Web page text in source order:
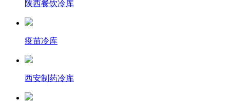
陕西餐饮冷库
疫苗冷库
西安制药冷库